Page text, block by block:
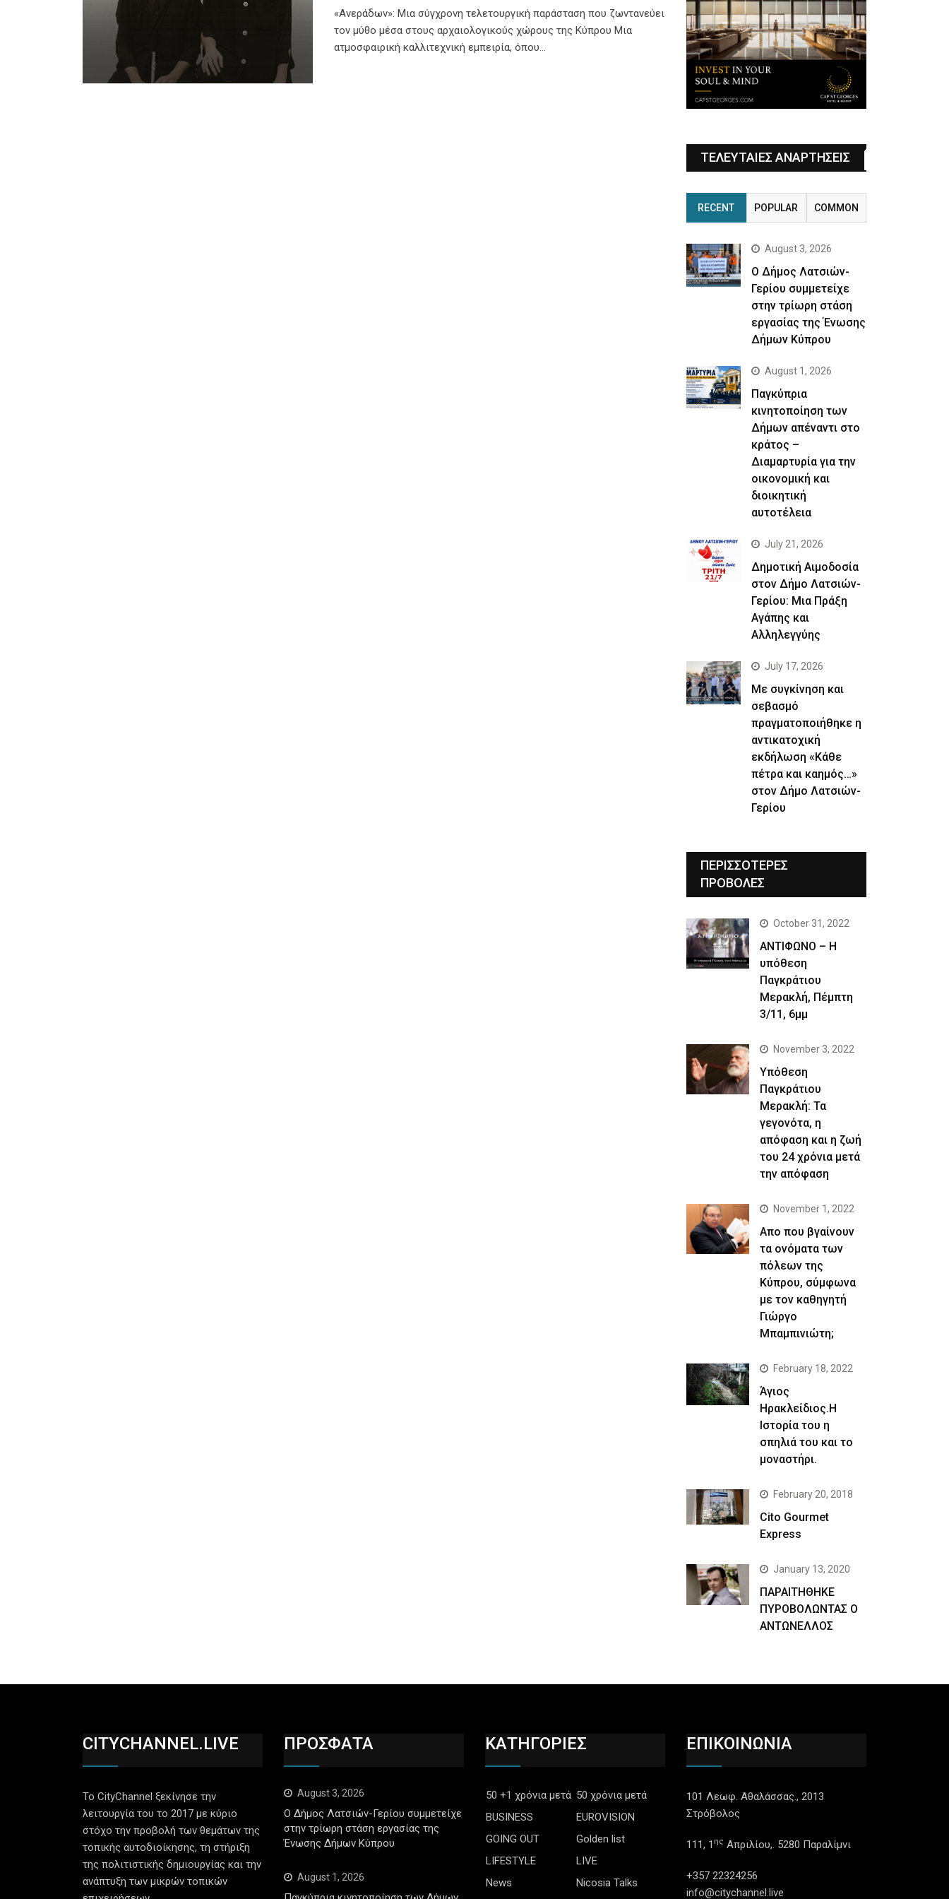
«Ανεράδων»: Μια σύγχρονη τελετουργική παράσταση που ζωντανεύει
τον μύθο μέσα στους αρχαιολογικούς χώρους της Κύπρου Μια
ατμοσφαιρική καλλιτεχνική εμπειρία, όπου…
ΤΕΛΕΥΤΑΙΕΣ ΑΝΑΡΤΗΣΕΙΣ
RECENT POPULAR COMMON
August 3, 2026
Ο Δήμος Λατσιών-
Γερίου συμμετείχε
στην τρίωρη στάση
εργασίας της Ένωσης
Δήμων Κύπρου
August 1, 2026
Παγκύπρια
κινητοποίηση των
Δήμων απέναντι στο
κράτος –
Διαμαρτυρία για την
οικονομική και
διοικητική
αυτοτέλεια
July 21, 2026
Δημοτική Αιμοδοσία
στον Δήμο Λατσιών-
Γερίου: Μια Πράξη
Αγάπης και
Αλληλεγγύης
July 17, 2026
Με συγκίνηση και
σεβασμό
πραγματοποιήθηκε η
αντικατοχική
εκδήλωση «Κάθε
πέτρα και καημός…»
στον Δήμο Λατσιών-
Γερίου
ΠΕΡΙΣΣΟΤΕΡΕΣ
ΠΡΟΒΟΛΕΣ
October 31, 2022
ΑΝΤΙΦΩΝΟ – Η
υπόθεση
Παγκράτιου
Μερακλή, Πέμπτη
3/11, 6μμ
November 3, 2022
Yπόθεση
Παγκράτιου
Μερακλή: Τα
γεγονότα, η
απόφαση και η ζωή
του 24 χρόνια μετά
την απόφαση
November 1, 2022
Απο που βγαίνουν
τα ονόματα των
πόλεων της
Κύπρου, σύμφωνα
με τον καθηγητή
Γιώργο
Μπαμπινιώτη;
February 18, 2022
Άγιος
Ηρακλείδιος.Η
Ιστορία του η
σπηλιά του και το
μοναστήρι.
February 20, 2018
Cito Gourmet
Express
January 13, 2020
ΠΑΡΑΙΤΗΘΗΚΕ
ΠΥΡΟΒΟΛΩΝΤΑΣ Ο
ΑΝΤΩΝΕΛΛΟΣ
CITYCHANNEL.LIVE
Το CityChannel ξεκίνησε την
λειτουργία του το 2017 με κύριο
στόχο την προβολή των θεμάτων της
τοπικής αυτοδιοίκησης, τη στήριξη
της πολιτιστικής δημιουργίας και την
ανάπτυξη των μικρών τοπικών
ΠΡΟΣΦΑΤΑ
August 3, 2026
Ο Δήμος Λατσιών-Γερίου συμμετείχε
στην τρίωρη στάση εργασίας της
Ένωσης Δήμων Κύπρου
August 1, 2026
ΚΑΤΗΓΟΡΙΕΣ
50 +1 χρόνια μετά 50 χρόνια μετά
BUSINESS
EUROVISION
GOING OUT
Golden list
LIFESTYLE
LIVE
News
Nicosia Talks
ΕΠΙΚΟΙΝΩΝΙΑ
101 Λεωφ. Αθαλάσσας., 2013
Στρόβολος
111, 1 ης Απριλίου,. 5280 Παραλίμνι
+357 22324256
info@citychannel.live